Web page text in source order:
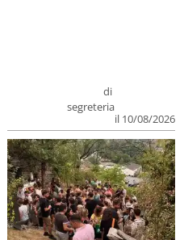
di
segreteria
il 10/08/2026